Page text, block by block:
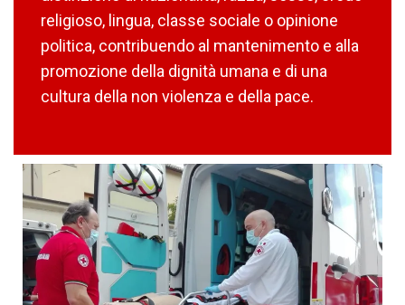
religioso, lingua, classe sociale o opinione
politica, contribuendo al mantenimento e alla
promozione della dignità umana e di una
cultura della non violenza e della pace.